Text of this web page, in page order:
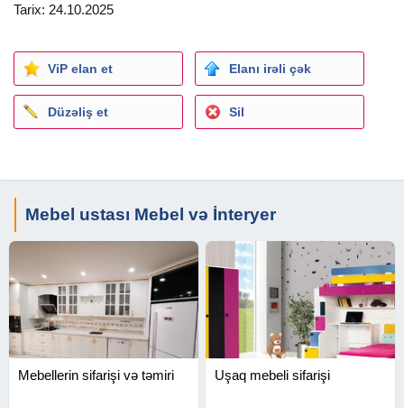
Tarix: 24.10.2025
ViP elan et Elanı irəli çək
Düzəliş et Sil
Mebel ustası Mebel və İnteryer
Mebellerin sifarişi və təmiri Uşaq mebeli sifarişi